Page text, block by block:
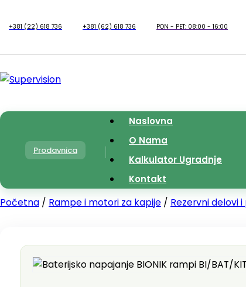
+381 (22) 618 736 +381 (62) 618 736 PON - PET: 08:00 - 16:00
Prodavnica
Naslovna
O Nama
Kalkulator Ugradnje
Kontakt
Početna / Rampe i motori za kapije / Rezervni delovi